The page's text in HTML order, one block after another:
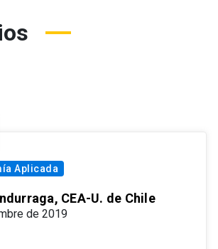
Aplicada
CEA-U. de Chile
de 2019